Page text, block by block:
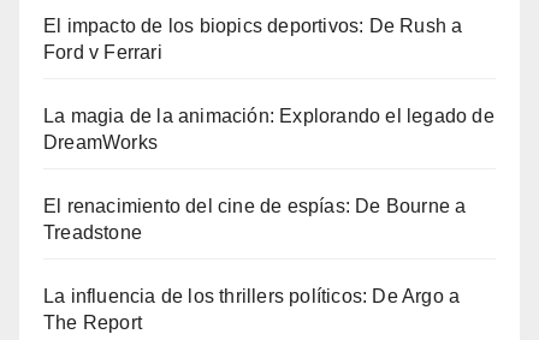
El impacto de los biopics deportivos: De Rush a
Ford v Ferrari
La magia de la animación: Explorando el legado de
DreamWorks
El renacimiento del cine de espías: De Bourne a
Treadstone
La influencia de los thrillers políticos: De Argo a
The Report